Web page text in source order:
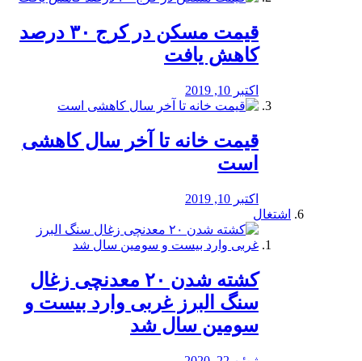
️قیمت مسکن در کرج ۳۰ درصد
کاهش یافت
اکتبر 10, 2019
قیمت خانه تا آخر سال کاهشی
است
اکتبر 10, 2019
اشتغال
کشته شدن ۲۰ معدنچی زغال
سنگ البرز غربی وارد بیست و
سومین سال شد